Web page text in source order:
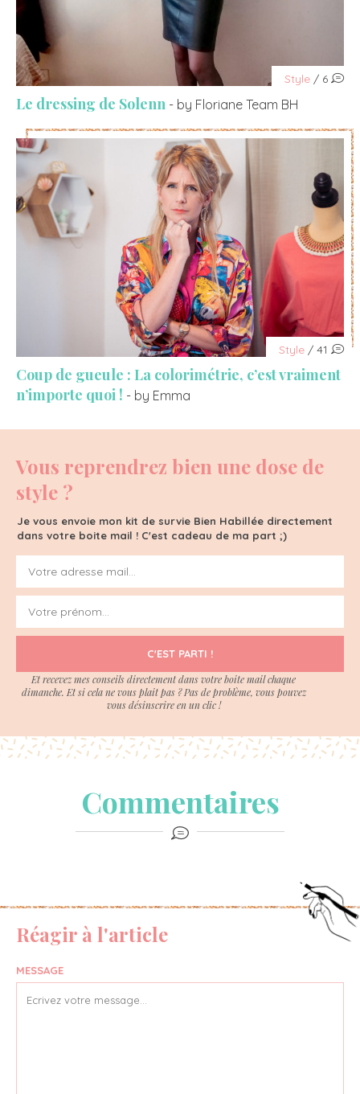
Style / 6
Le dressing de Solenn - by Floriane Team BH
Style / 41
Coup de gueule : La colorimétrie, c’est vraiment
n’importe quoi ! - by Emma
Vous reprendrez bien une dose de
style ?
Je vous envoie mon kit de survie Bien Habillée directement
dans votre boite mail ! C'est cadeau de ma part ;)
C'EST PARTI !
Et recevez mes conseils directement dans votre boite mail chaque
dimanche. Et si cela ne vous plait pas ? Pas de problème, vous pouvez
vous désinscrire en un clic !
Commentaires
Réagir à l'article
MESSAGE